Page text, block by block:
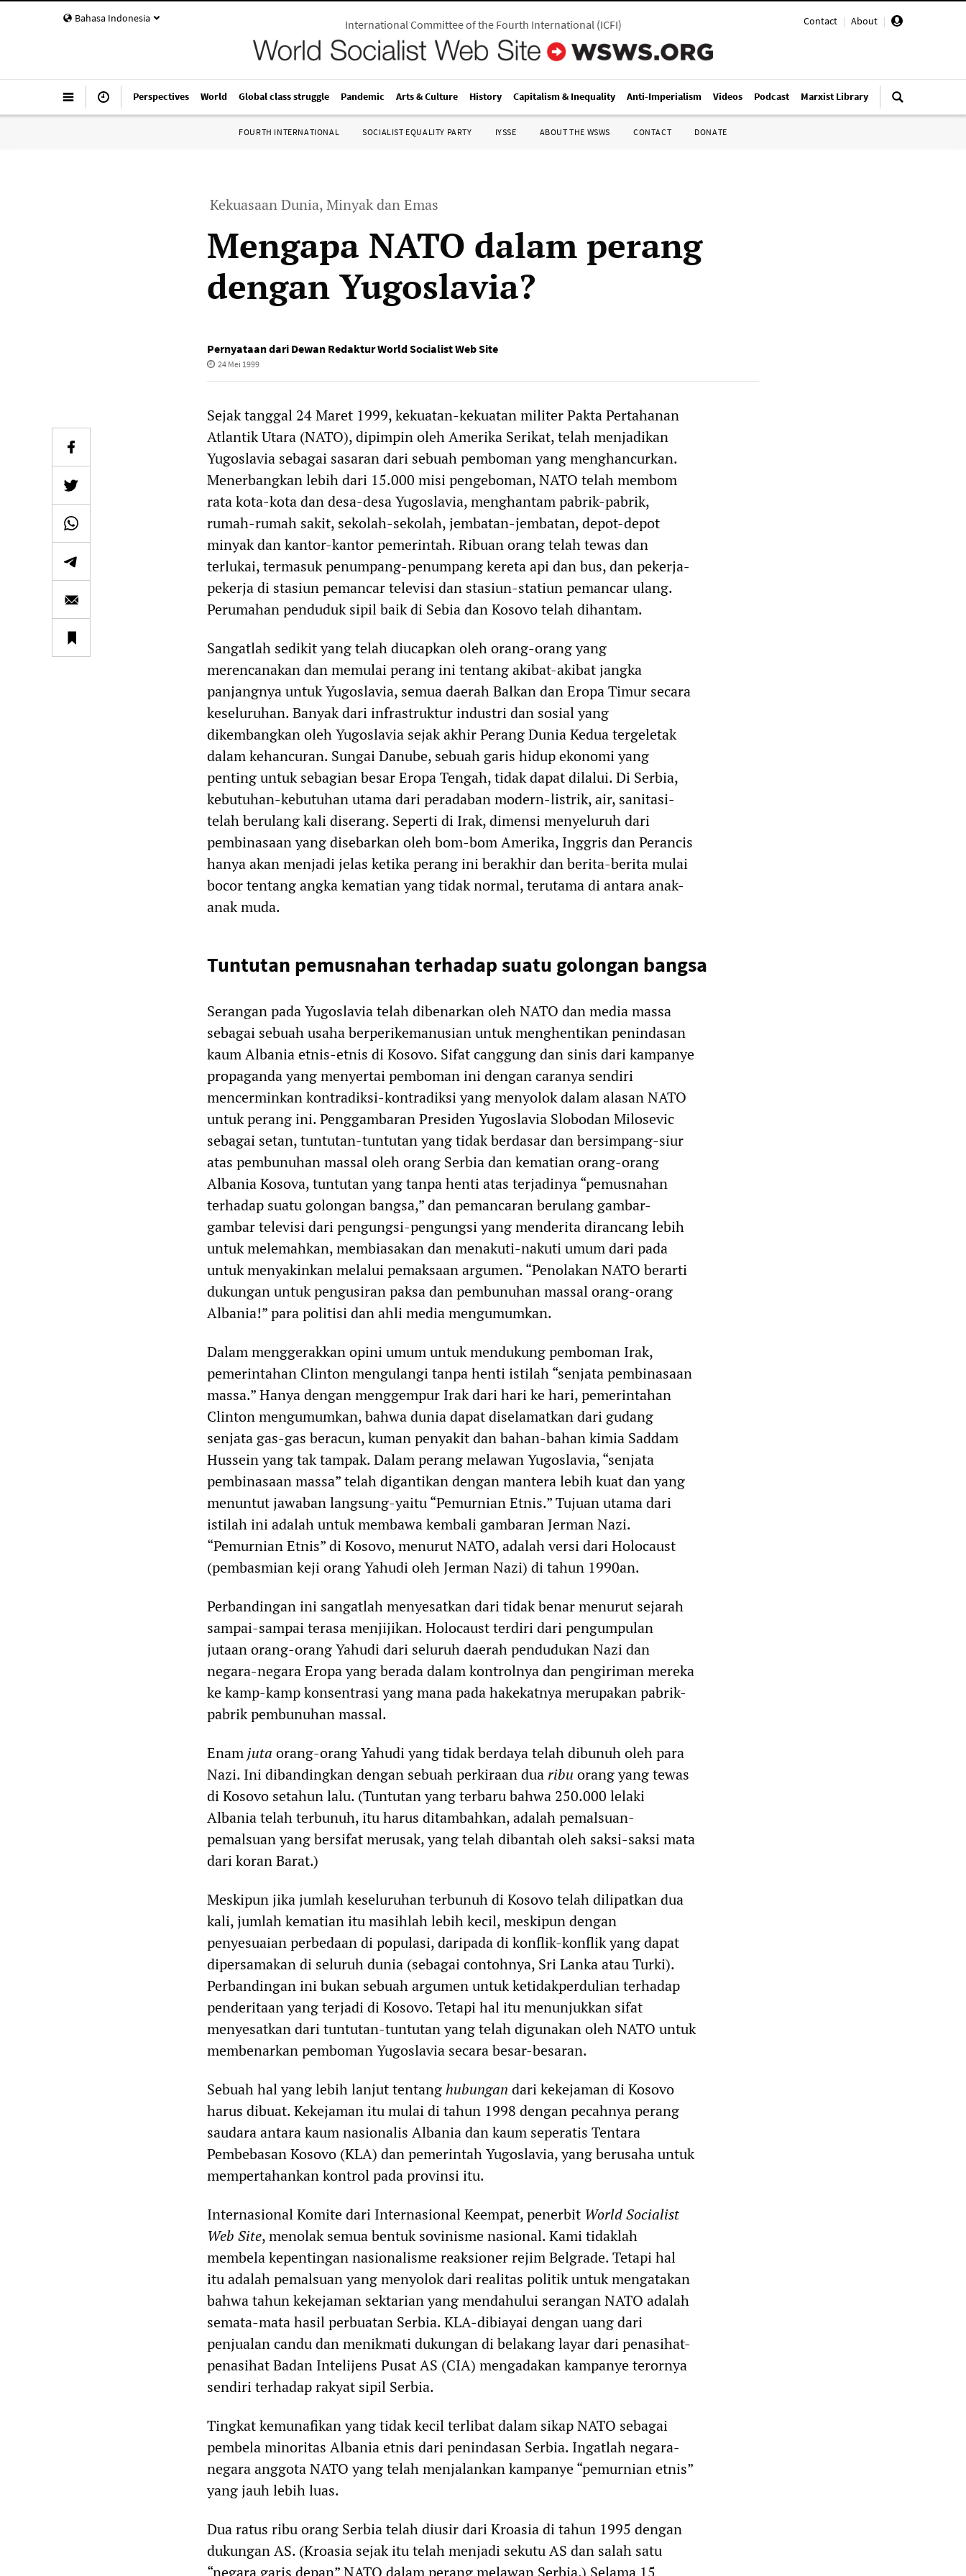
Bahasa Indonesia Contact | About |
International Committee of the Fourth International(ICFI)
Perspectives World Global class struggle Pandemic Arts & Culture History Capitalism & Inequality Anti-Imperialism Videos Podcast Marxist Library
FOURTH INTERNATIONAL SOCIALIST EQUALITY PARTY IYSSE ABOUT THE WSWS CONTACT DONATE
Kekuasaan Dunia, Minyak dan Emas
Mengapa NATO dalam perang
dengan Yugoslavia?
Pernyataan dari Dewan Redaktur World Socialist Web Site
24 Mei 1999
Sejak tanggal 24 Maret 1999, kekuatan-kekuatan militer Pakta Pertahanan
Atlantik Utara (NATO), dipimpin oleh Amerika Serikat, telah menjadikan
Yugoslavia sebagai sasaran dari sebuah pemboman yang menghancurkan.
Menerbangkan lebih dari 15.000 misi pengeboman, NATO telah membom
rata kota-kota dan desa-desa Yugoslavia, menghantam pabrik-pabrik,
rumah-rumah sakit, sekolah-sekolah, jembatan-jembatan, depot-depot
minyak dan kantor-kantor pemerintah. Ribuan orang telah tewas dan
terlukai, termasuk penumpang-penumpang kereta api dan bus, dan pekerja-
pekerja di stasiun pemancar televisi dan stasiun-statiun pemancar ulang.
Perumahan penduduk sipil baik di Sebia dan Kosovo telah dihantam.
Sangatlah sedikit yang telah diucapkan oleh orang-orang yang
merencanakan dan memulai perang ini tentang akibat-akibat jangka
panjangnya untuk Yugoslavia, semua daerah Balkan dan Eropa Timur secara
keseluruhan. Banyak dari infrastruktur industri dan sosial yang
dikembangkan oleh Yugoslavia sejak akhir Perang Dunia Kedua tergeletak
dalam kehancuran. Sungai Danube, sebuah garis hidup ekonomi yang
penting untuk sebagian besar Eropa Tengah, tidak dapat dilalui. Di Serbia,
kebutuhan-kebutuhan utama dari peradaban modern-listrik, air, sanitasi-
telah berulang kali diserang. Seperti di Irak, dimensi menyeluruh dari
pembinasaan yang disebarkan oleh bom-bom Amerika, Inggris dan Perancis
hanya akan menjadi jelas ketika perang ini berakhir dan berita-berita mulai
bocor tentang angka kematian yang tidak normal, terutama di antara anak-
anak muda.
Tuntutan pemusnahan terhadap suatu golongan bangsa
Serangan pada Yugoslavia telah dibenarkan oleh NATO dan media massa
sebagai sebuah usaha berperikemanusian untuk menghentikan penindasan
kaum Albania etnis-etnis di Kosovo. Sifat canggung dan sinis dari kampanye
propaganda yang menyertai pemboman ini dengan caranya sendiri
mencerminkan kontradiksi-kontradiksi yang menyolok dalam alasan NATO
untuk perang ini. Penggambaran Presiden Yugoslavia Slobodan Milosevic
sebagai setan, tuntutan-tuntutan yang tidak berdasar dan bersimpang-siur
atas pembunuhan massal oleh orang Serbia dan kematian orang-orang
Albania Kosova, tuntutan yang tanpa henti atas terjadinya “pemusnahan
terhadap suatu golongan bangsa,” dan pemancaran berulang gambar-
gambar televisi dari pengungsi-pengungsi yang menderita dirancang lebih
untuk melemahkan, membiasakan dan menakuti-nakuti umum dari pada
untuk menyakinkan melalui pemaksaan argumen. “Penolakan NATO berarti
dukungan untuk pengusiran paksa dan pembunuhan massal orang-orang
Albania!” para politisi dan ahli media mengumumkan.
Dalam menggerakkan opini umum untuk mendukung pemboman Irak,
pemerintahan Clinton mengulangi tanpa henti istilah “senjata pembinasaan
massa.” Hanya dengan menggempur Irak dari hari ke hari, pemerintahan
Clinton mengumumkan, bahwa dunia dapat diselamatkan dari gudang
senjata gas-gas beracun, kuman penyakit dan bahan-bahan kimia Saddam
Hussein yang tak tampak. Dalam perang melawan Yugoslavia, “senjata
pembinasaan massa” telah digantikan dengan mantera lebih kuat dan yang
menuntut jawaban langsung-yaitu “Pemurnian Etnis.” Tujuan utama dari
istilah ini adalah untuk membawa kembali gambaran Jerman Nazi.
“Pemurnian Etnis” di Kosovo, menurut NATO, adalah versi dari Holocaust
(pembasmian keji orang Yahudi oleh Jerman Nazi) di tahun 1990an.
Perbandingan ini sangatlah menyesatkan dari tidak benar menurut sejarah
sampai-sampai terasa menjijikan. Holocaust terdiri dari pengumpulan
jutaan orang-orang Yahudi dari seluruh daerah pendudukan Nazi dan
negara-negara Eropa yang berada dalam kontrolnya dan pengiriman mereka
ke kamp-kamp konsentrasi yang mana pada hakekatnya merupakan pabrik-
pabrik pembunuhan massal.
Enamjuta orang-orang Yahudi yang tidak berdaya telah dibunuh oleh para
Nazi. Ini dibandingkan dengan sebuah perkiraan dua ribu orang yang tewas
di Kosovo setahun lalu. (Tuntutan yang terbaru bahwa 250.000 lelaki
Albania telah terbunuh, itu harus ditambahkan, adalah pemalsuan-
pemalsuan yang bersifat merusak, yang telah dibantah oleh saksi-saksi mata
dari koran Barat.)
Meskipun jika jumlah keseluruhan terbunuh di Kosovo telah dilipatkan dua
kali, jumlah kematian itu masihlah lebih kecil, meskipun dengan
penyesuaian perbedaan di populasi, daripada di konflik-konflik yang dapat
dipersamakan di seluruh dunia (sebagai contohnya, Sri Lanka atau Turki).
Perbandingan ini bukan sebuah argumen untuk ketidakperdulian terhadap
penderitaan yang terjadi di Kosovo. Tetapi hal itu menunjukkan sifat
menyesatkan dari tuntutan-tuntutan yang telah digunakan oleh NATO untuk
membenarkan pemboman Yugoslavia secara besar-besaran.
Sebuah hal yang lebih lanjut tentanghubungan dari kekejaman di Kosovo
harus dibuat. Kekejaman itu mulai di tahun 1998 dengan pecahnya perang
saudara antara kaum nasionalis Albania dan kaum seperatis Tentara
Pembebasan Kosovo (KLA) dan pemerintah Yugoslavia, yang berusaha untuk
mempertahankan kontrol pada provinsi itu.
Internasional Komite dari Internasional Keempat, penerbit World Socialist
Web Site, menolak semua bentuk sovinisme nasional. Kami tidaklah
membela kepentingan nasionalisme reaksioner rejim Belgrade. Tetapi hal
itu adalah pemalsuan yang menyolok dari realitas politik untuk mengatakan
bahwa tahun kekejaman sektarian yang mendahului serangan NATO adalah
semata-mata hasil perbuatan Serbia. KLA-dibiayai dengan uang dari
penjualan candu dan menikmati dukungan di belakang layar dari penasihat-
penasihat Badan Intelijens Pusat AS (CIA) mengadakan kampanye terornya
sendiri terhadap rakyat sipil Serbia.
Tingkat kemunafikan yang tidak kecil terlibat dalam sikap NATO sebagai
pembela minoritas Albania etnis dari penindasan Serbia. Ingatlah negara-
negara anggota NATO yang telah menjalankan kampanye “pemurnian etnis”
yang jauh lebih luas.
Dua ratus ribu orang Serbia telah diusir dari Kroasia di tahun 1995 dengan
dukungan AS. (Kroasia sejak itu telah menjadi sekutu AS dan salah satu
“negara garis depan” NATO dalam perang melawan Serbia.) Selama 15